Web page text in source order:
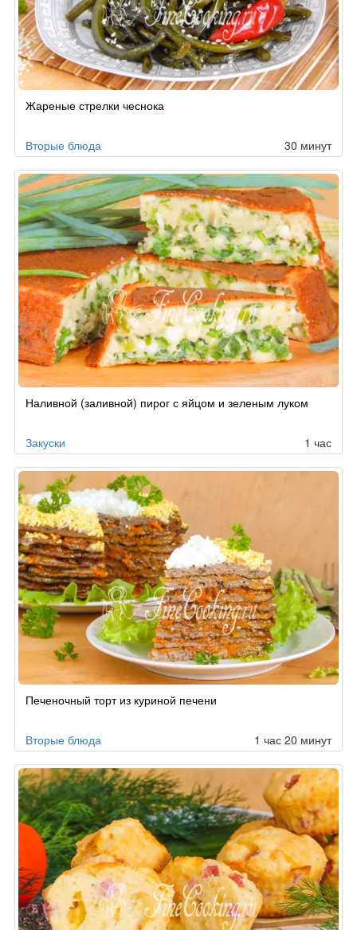
Жареные стрелки чеснока
Вторые блюда 30 минут
Наливной (заливной) пирог с яйцом и зеленым луком
Закуски 1 час
Печеночный торт из куриной печени
Вторые блюда 1 час 20 минут